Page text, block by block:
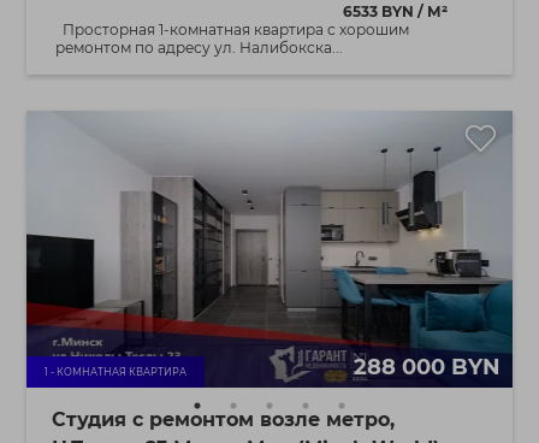
6533 BYN / М²
Просторная 1-комнатная квартира с хорошим
ремонтом по адресу ул. Налибокска...
1 - КОМНАТНАЯ КВАРТИРА 288 000 BYN
Студия с ремонтом возле метро,